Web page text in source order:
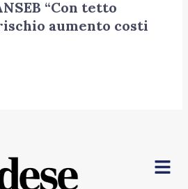
“Con tetto
aumento costi
Menu